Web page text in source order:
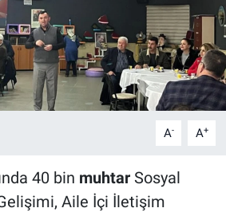
A- A+
40 bin muhtarSosyal
Aile İçi İletişim